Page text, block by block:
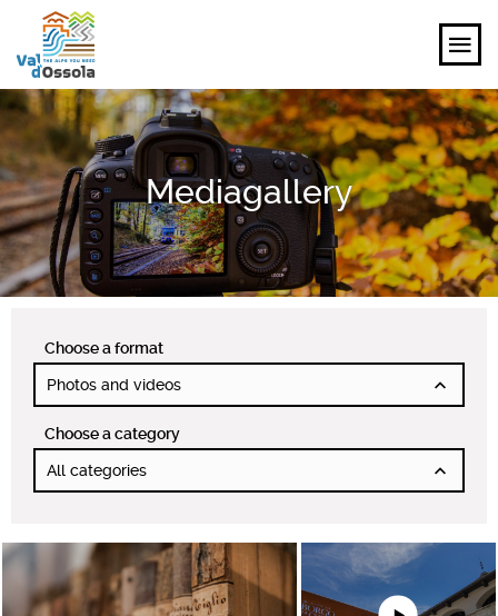
EXPLORE
FEEL
PLANNING YOUR TRIP
EVENTS AND INSPIRATIONS
EN
Mediagallery
Choose a format
Photos and videos
Choose a category
All categories